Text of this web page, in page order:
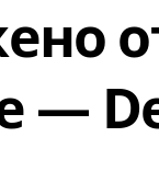
—